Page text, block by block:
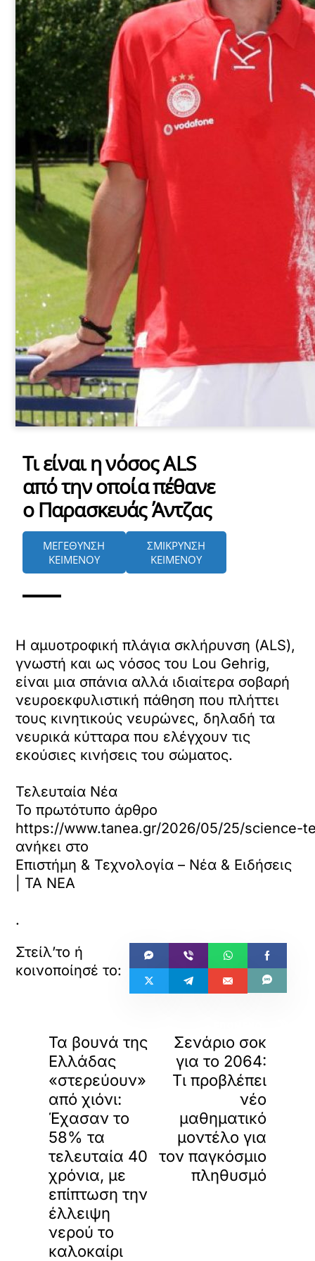
Τι είναι η νόσος ALS
από την οποία πέθανε
ο Παρασκευάς Άντζας
ΜΕΓΕΘΥΝΣΗ
ΚΕΙΜΕΝΟΥ
ΣΜΙΚΡΥΝΣΗ
ΚΕΙΜΕΝΟΥ
Η αμυοτροφική πλάγια σκλήρυνση (ALS),
γνωστή και ως νόσος του Lou Gehrig,
είναι μια σπάνια αλλά ιδιαίτερα σοβαρή
νευροεκφυλιστική πάθηση που πλήττει
τους κινητικούς νευρώνες, δηλαδή τα
νευρικά κύτταρα που ελέγχουν τις
εκούσιες κινήσεις του σώματος.
Τελευταία Νέα
Το πρωτότυπο άρθρο
https://www.tanea.gr/2026/05/25/science-
ανήκει στο
Επιστήμη & Τεχνολογία – Νέα & Ειδήσεις
| ΤΑ ΝΕΑ
.
Τα βουνά της
Ελλάδας
«στερεύουν»
από χιόνι:
Έχασαν το
58% τα
τελευταία 40
χρόνια, με
επίπτωση την
έλλειψη
νερού το
καλοκαίρι
Σενάριο σοκ
για το 2064:
Τι προβλέπει
νέο
μαθηματικό
μοντέλο για
τον παγκόσμιο
πληθυσμό